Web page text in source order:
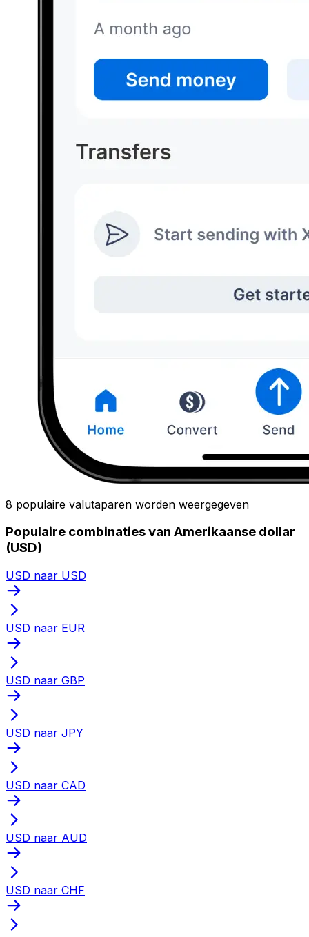
8 populaire valutaparen worden weergegeven
Populaire combinaties van Amerikaanse dollar
(USD)
USD naar USD
USD naar EUR
USD naar GBP
USD naar JPY
USD naar CAD
USD naar AUD
USD naar CHF